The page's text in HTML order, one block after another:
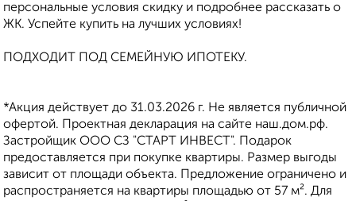
персональные условия скидку и подробнее рассказать о
ЖК. Успейте купить на лучших условиях!
ПОДХОДИТ ПОД СЕМЕЙНУЮ ИПОТЕКУ.
*Акция действует до 31.03.2026 г. Не является публичной
офертой. Проектная декларация на сайте наш.дом.рф.
Застройщик ООО СЗ "СТАРТ ИНВЕСТ". Подарок
предоставляется при покупке квартиры. Размер выгоды
зависит от площади объекта. Предложение ограничено и
распространяется на квартиры площадью от 57 м². Для